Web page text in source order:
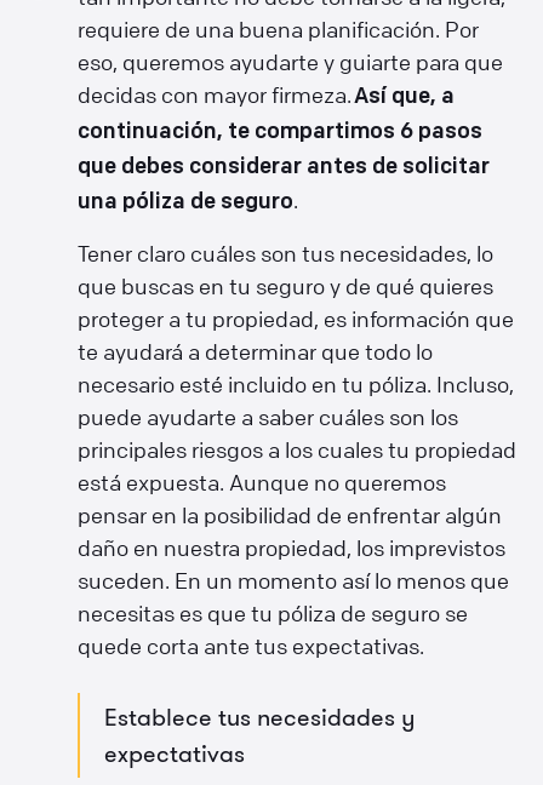
requiere de una buena planificación. Por
eso, queremos ayudarte y guiarte para que
decidas con mayor firmeza.Así que, a
continuación, te compartimos 6 pasos
que debes considerar antes de solicitar
una póliza de seguro.
Tener claro cuáles son tus necesidades, lo
que buscas en tu seguro y de qué quieres
proteger a tu propiedad, es información que
te ayudará a determinar que todo lo
necesario esté incluido en tu póliza. Incluso,
puede ayudarte a saber cuáles son los
principales riesgos a los cuales tu propiedad
está expuesta. Aunque no queremos
pensar en la posibilidad de enfrentar algún
daño en nuestra propiedad, los imprevistos
suceden. En un momento así lo menos que
necesitas es que tu póliza de seguro se
quede corta ante tus expectativas.
Establece tus necesidades y
expectativas